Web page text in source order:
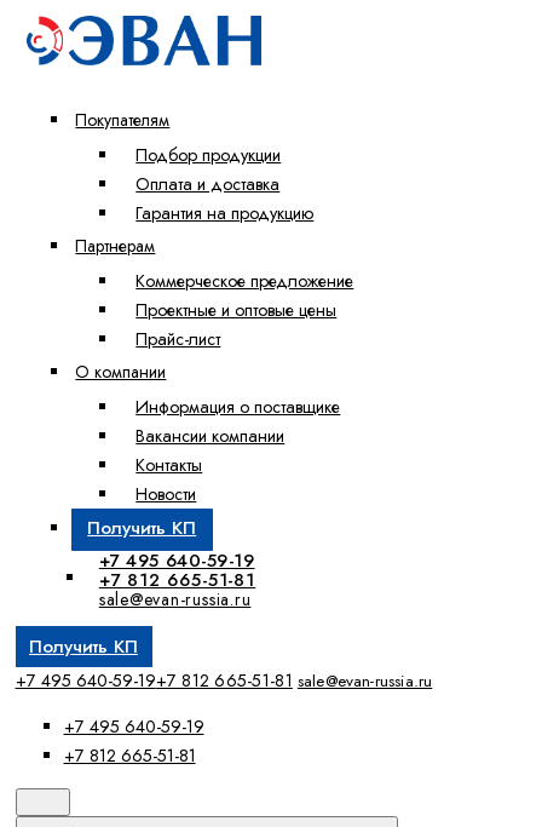
Покупателям
Подбор продукции
Оплата и доставка
Гарантия на продукцию
Партнерам
Коммерческое предложение
Проектные и оптовые цены
Прайс-лист
О компании
Информация о поставщике
Вакансии компании
Контакты
Новости
Получить КП
+7 495 640-59-19
+7 812 665-51-81
sale@evan-russia.ru
Получить КП
+7 495 640-59-19+7 812 665-51-81 sale@evan-russia.ru
+7 495 640-59-19
+7 812 665-51-81